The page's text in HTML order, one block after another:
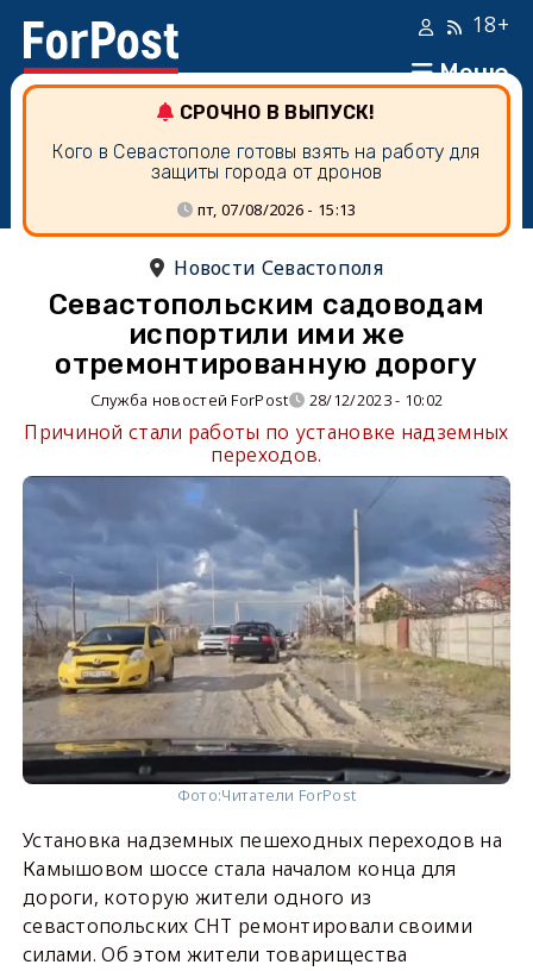
Меню
18+
СРОЧНО В ВЫПУСК!
Кого в Севастополе готовы взять на работу для
защиты города от дронов
пт, 07/08/2026 - 15:13
Новости Севастополя
Севастопольским садоводам
испортили ими же
отремонтированную дорогу
Служба новостей ForPost 28/12/2023 - 10:02
Причиной стали работы по установке надземных
переходов.
Фото:Читатели ForPost
Установка надземных пешеходных переходов на
Камышовом шоссе стала началом конца для
дороги, которую жители одного из
севастопольских СНТ ремонтировали своими
силами. Об этом жители товарищества